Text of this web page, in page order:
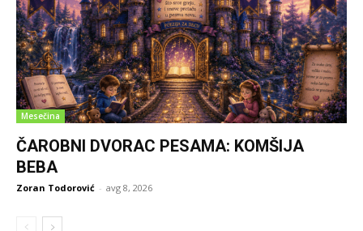
Mesečina
ČAROBNI DVORAC PESAMA: KOMŠIJA
BEBA
Zoran Todorović - avg 8, 2026